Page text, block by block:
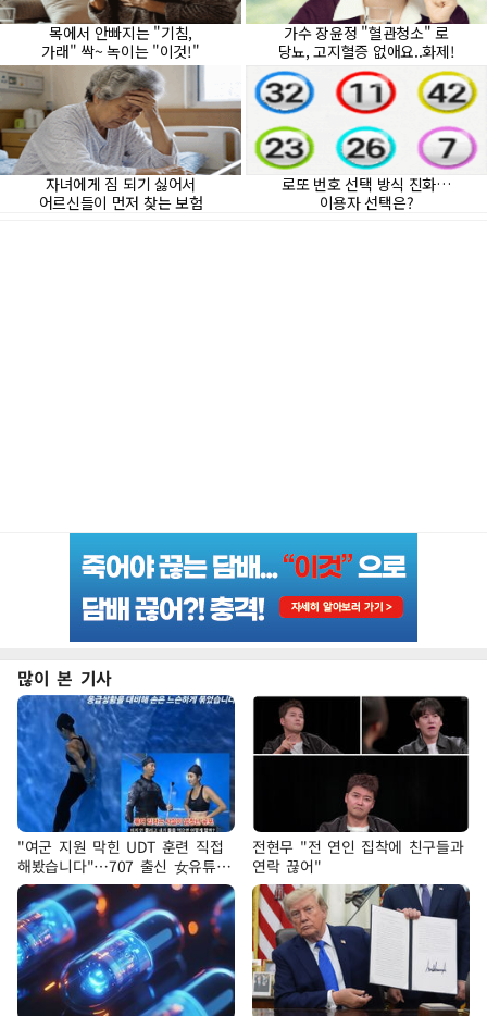
많이 본 기사
"여군 지원 막힌 UDT 훈련 직접
해봤습니다"…707 출신 女유튜버
'완벽 소화'
전현무 "전 연인 집착에 친구들과
연락 끊어"